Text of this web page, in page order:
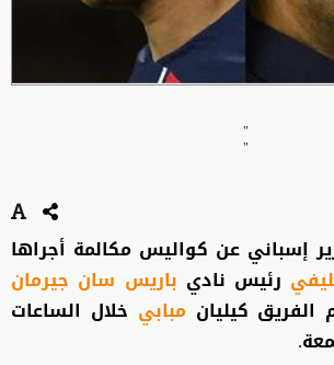
"
"
إسباني عن كواليس مكالمة أجراها
رئيس نادي باريس سان جيرمان
كيليان مبابي خلال الساعات